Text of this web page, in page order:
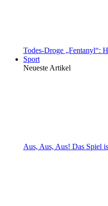
Todes-Droge „Fentanyl“:
Sport
Neueste Artikel
Aus, Aus, Aus! Das Spiel